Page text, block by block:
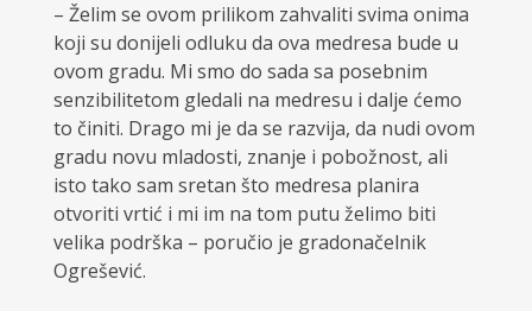
– Želim se ovom prilikom zahvaliti svima onima
koji su donijeli odluku da ova medresa bude u
ovom gradu. Mi smo do sada sa posebnim
senzibilitetom gledali na medresu i dalje ćemo
to činiti. Drago mi je da se razvija, da nudi ovom
gradu novu mladosti, znanje i pobožnost, ali
isto tako sam sretan što medresa planira
otvoriti vrtić i mi im na tom putu želimo biti
velika podrška – poručio je gradonačelnik
Ogrešević.